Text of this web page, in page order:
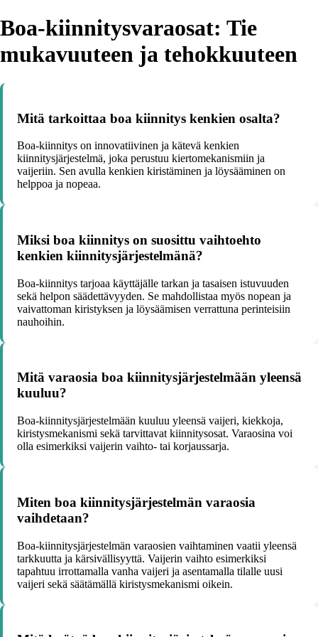
Boa-kiinnitysvaraosat: Tie
mukavuuteen ja tehokkuuteen
Mitä tarkoittaa boa kiinnitys kenkien osalta?
Boa-kiinnitys on innovatiivinen ja kätevä kenkien
kiinnitysjärjestelmä, joka perustuu kiertomekanismiin ja
vaijeriin. Sen avulla kenkien kiristäminen ja löysääminen on
helppoa ja nopeaa.
Miksi boa kiinnitys on suosittu vaihtoehto
kenkien kiinnitysjärjestelmänä?
Boa-kiinnitys tarjoaa käyttäjälle tarkan ja tasaisen istuvuuden
sekä helpon säädettävyyden. Se mahdollistaa myös nopean ja
vaivattoman kiristyksen ja löysäämisen verrattuna perinteisiin
nauhoihin.
Mitä varaosia boa kiinnitysjärjestelmään yleensä
kuuluu?
Boa-kiinnitysjärjestelmään kuuluu yleensä vaijeri, kiekkoja,
kiristysmekanismi sekä tarvittavat kiinnitysosat. Varaosina voi
olla esimerkiksi vaijerin vaihto- tai korjaussarja.
Miten boa kiinnitysjärjestelmän varaosia
vaihdetaan?
Boa-kiinnitysjärjestelmän varaosien vaihtaminen vaatii yleensä
tarkkuutta ja kärsivällisyyttä. Vaijerin vaihto esimerkiksi
tapahtuu irrottamalla vanha vaijeri ja asentamalla tilalle uusi
vaijeri sekä säätämällä kiristysmekanismi oikein.